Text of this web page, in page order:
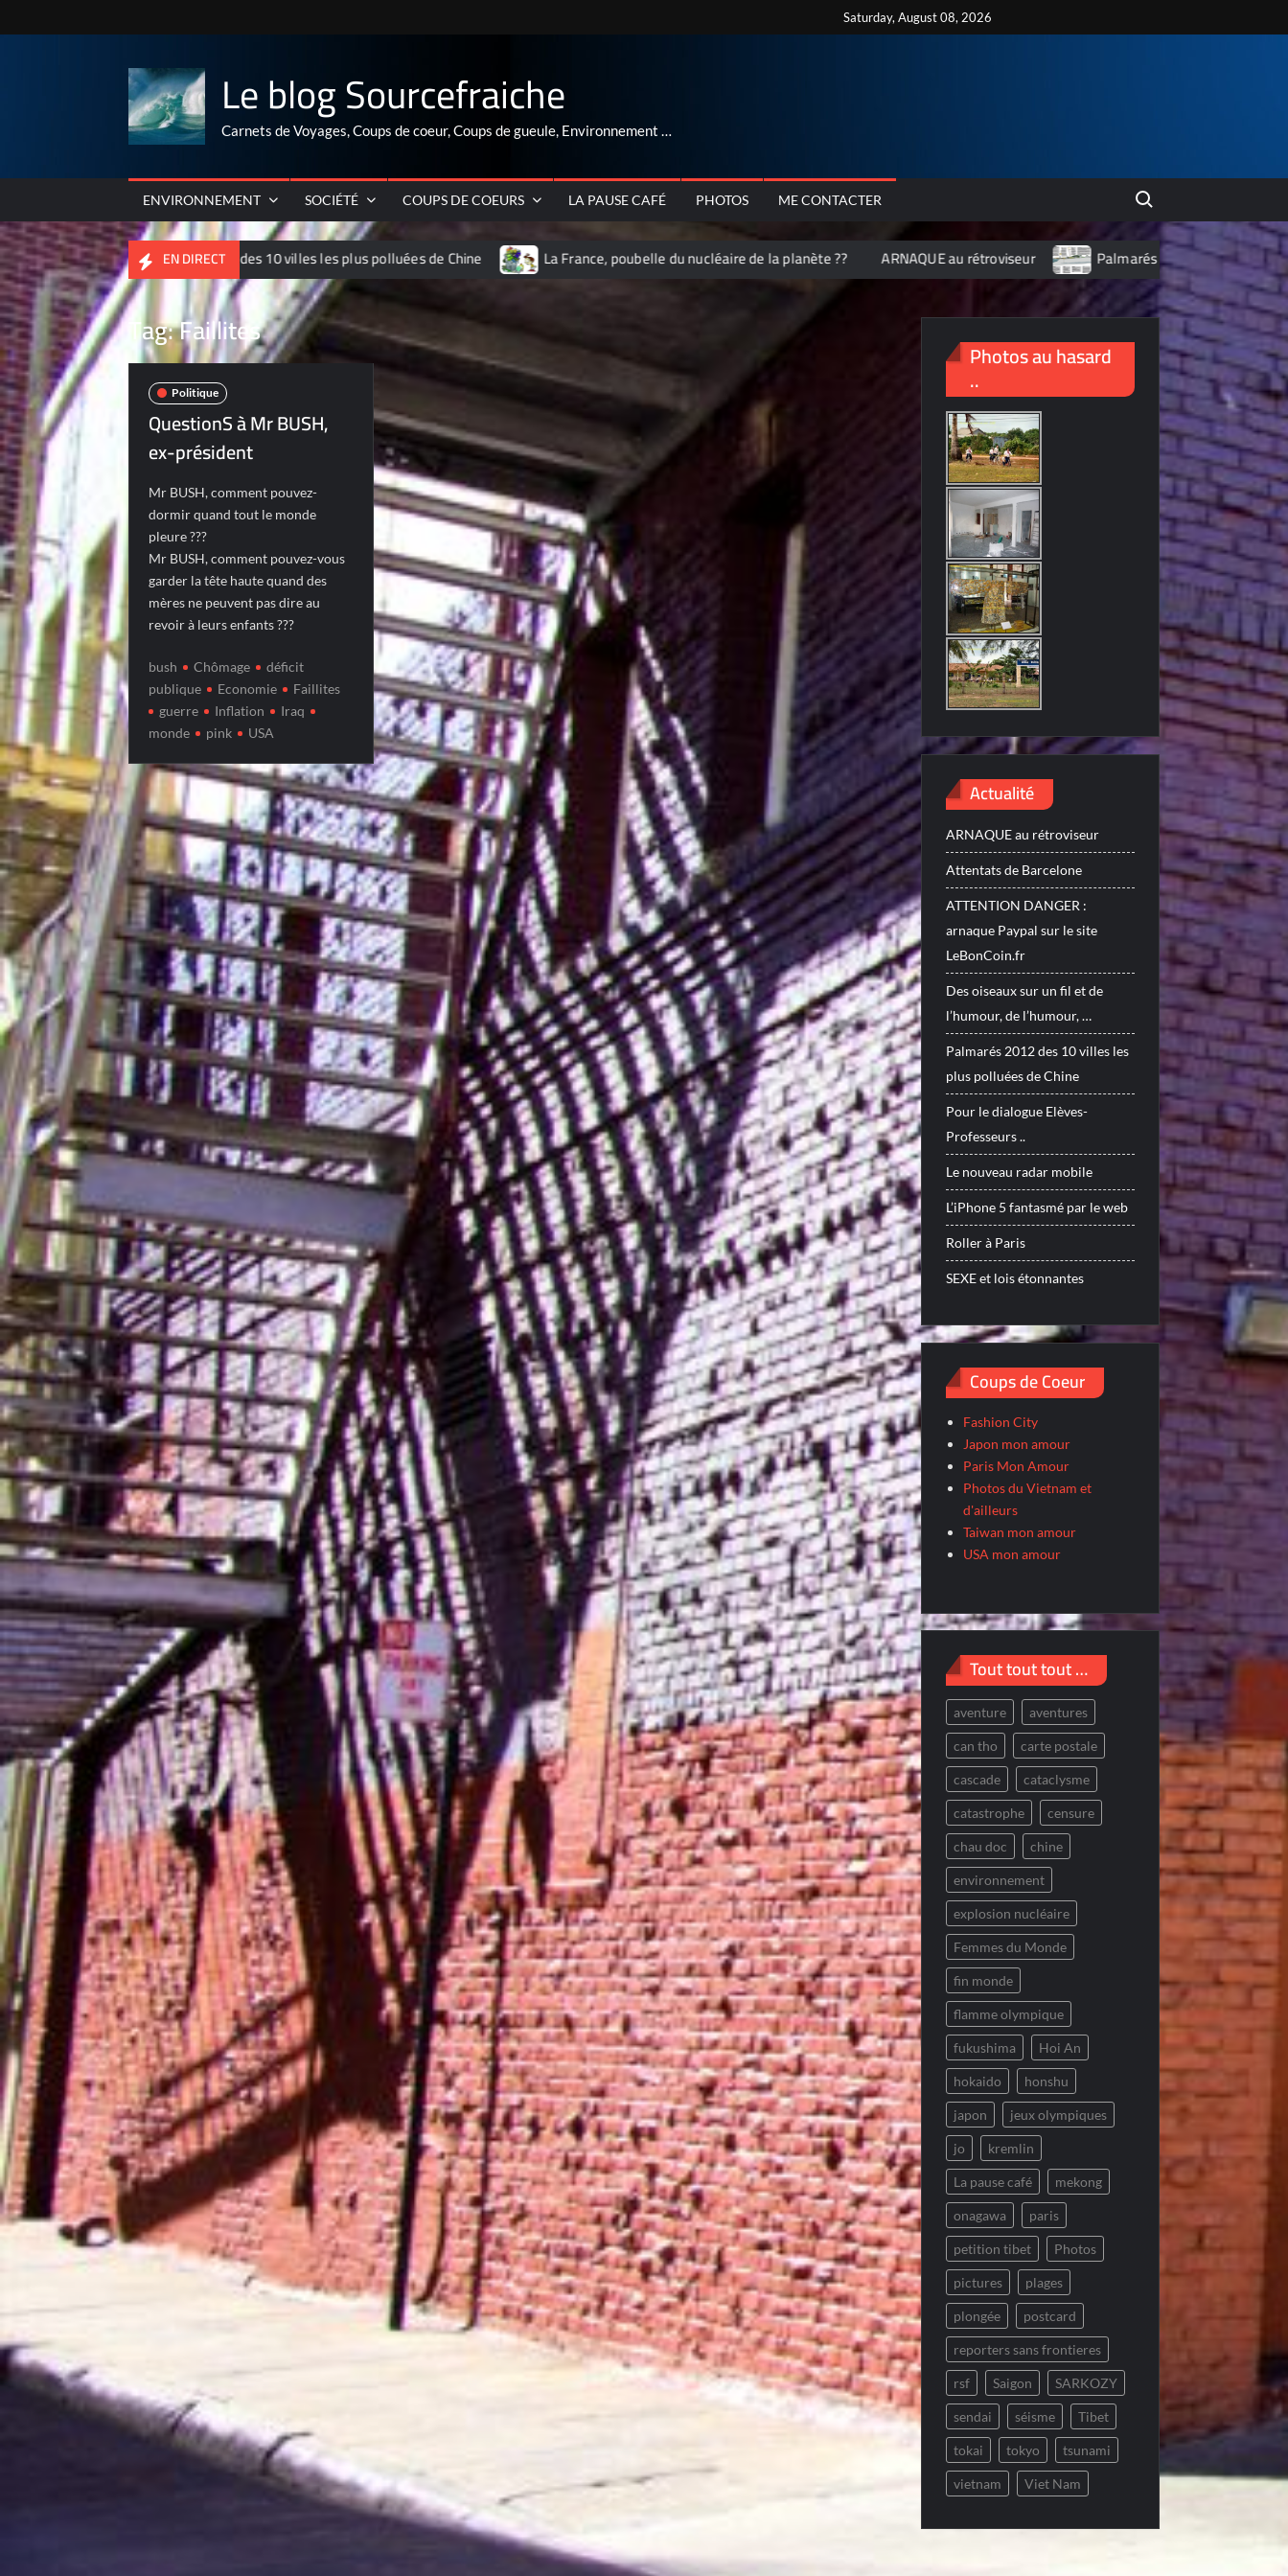
to
Saturday, August 08, 2026
Le blog Sourcefraiche
Carnets de Voyages, Coups de coeur, Coups de gueule, Environnement …
ENVIRONNEMENT SOCIÉTÉ COUPS DE COEURS LA PAUSE CAFÉ PHOTOS ME CONTACTER
Search for:
EN DIRECT
Palmarés 2012 des 10 villes les plus polluées de Chine La France, poubelle du nucléaire de la planète ?? ARNAQUE au rétroviseur Palmarés 2012 des 10 villes les plus polluées
Tag:Faillites
Politique
QuestionS à Mr BUSH,
ex-président
Mr BUSH, comment pouvez-
dormir quand tout le monde
pleure ???
Mr BUSH, comment pouvez-vous
garder la tête haute quand des
mères ne peuvent pas dire au
revoir à leurs enfants ???
bush Chômage
déficit
publique
Economie
Faillites
guerre
Inflation
Iraq
monde
pink USA
Photos au hasard
..
Actualité
ARNAQUE au rétroviseur
Attentats de Barcelone
ATTENTION DANGER :
arnaque Paypal sur le site
LeBonCoin.fr
Des oiseaux sur un fil et de
l’humour, de l’humour, …
Palmarés 2012 des 10 villes les
plus polluées de Chine
Pour le dialogue Elèves-
Professeurs ..
Le nouveau radar mobile
L’iPhone 5 fantasmé par le web
Roller à Paris
SEXE et lois étonnantes
Coups de Coeur
Fashion City
Japon mon amour
Paris Mon Amour
Photos du Vietnam et
d'ailleurs
Taiwan mon amour
USA mon amour
Tout tout tout …
aventure aventures
can tho carte postale
cascade cataclysme
catastrophe censure
chau doc chine
environnement
explosion nucléaire
Femmes du Monde
fin monde
flamme olympique
fukushima Hoi An
hokaido honshu
japon jeux olympiques
jo kremlin
La pause café mekong
onagawa paris
petition tibet Photos
pictures plages
plongée postcard
reporters sans frontieres
rsf Saigon SARKOZY
sendai séisme Tibet
tokai tokyo tsunami
vietnam Viet Nam